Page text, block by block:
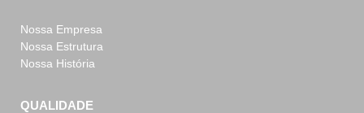
Nossa Empresa
Nossa Estrutura
Nossa História
QUALIDADE